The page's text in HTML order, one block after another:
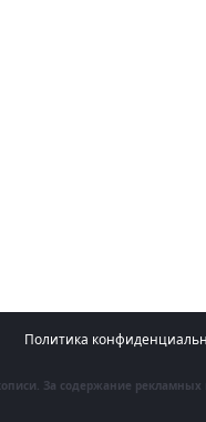
Политика
За содержание рекламных